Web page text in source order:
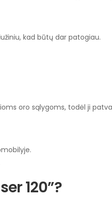
kad būtų dar patogiau.
oro sąlygoms, todėl ji
120”?